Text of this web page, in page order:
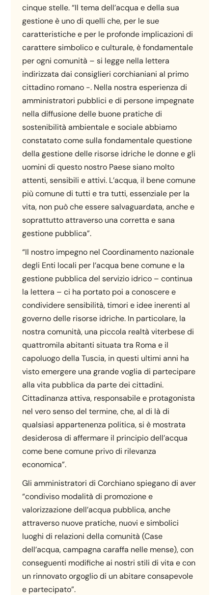
cinque stelle. “Il tema dell’acqua e della sua
gestione è uno di quelli che, per le sue
caratteristiche e per le profonde implicazioni di
carattere simbolico e culturale, è fondamentale
per ogni comunità – si legge nella lettera
indirizzata dai consiglieri corchianiani al primo
cittadino romano -. Nella nostra esperienza di
amministratori pubblici e di persone impegnate
nella diffusione delle buone pratiche di
sostenibilità ambientale e sociale abbiamo
constatato come sulla fondamentale questione
della gestione delle risorse idriche le donne e gli
uomini di questo nostro Paese siano molto
attenti, sensibili e attivi. L’acqua, il bene comune
più comune di tutti e tra tutti, essenziale per la
vita, non può che essere salvaguardata, anche e
soprattutto attraverso una corretta e sana
gestione pubblica”.
“Il nostro impegno nel Coordinamento nazionale
degli Enti locali per l’acqua bene comune e la
gestione pubblica del servizio idrico – continua
la lettera – ci ha portato poi a conoscere e
condividere sensibilità, timori e idee inerenti al
governo delle risorse idriche. In particolare, la
nostra comunità, una piccola realtà viterbese di
quattromila abitanti situata tra Roma e il
capoluogo della Tuscia, in questi ultimi anni ha
visto emergere una grande voglia di partecipare
alla vita pubblica da parte dei cittadini.
Cittadinanza attiva, responsabile e protagonista
nel vero senso del termine, che, al di là di
qualsiasi appartenenza politica, si è mostrata
desiderosa di affermare il principio dell’acqua
come bene comune privo di rilevanza
economica”.
Gli amministratori di Corchiano spiegano di aver
“condiviso modalità di promozione e
valorizzazione dell’acqua pubblica, anche
attraverso nuove pratiche, nuovi e simbolici
luoghi di relazioni della comunità (Case
dell’acqua, campagna caraffa nelle mense), con
conseguenti modifiche ai nostri stili di vita e con
un rinnovato orgoglio di un abitare consapevole
e partecipato”.